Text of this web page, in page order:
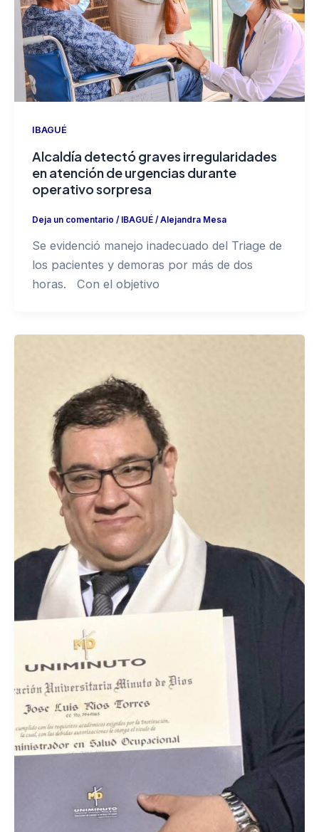
IBAGUÉ
Alcaldía detectó graves irregularidades
en atención de urgencias durante
operativo sorpresa
Deja un comentario / IBAGUÉ/Alejandra Mesa
Se evidenció manejo inadecuado del Triage de
los pacientes y demoras por más de dos
horas. Con el objetivo